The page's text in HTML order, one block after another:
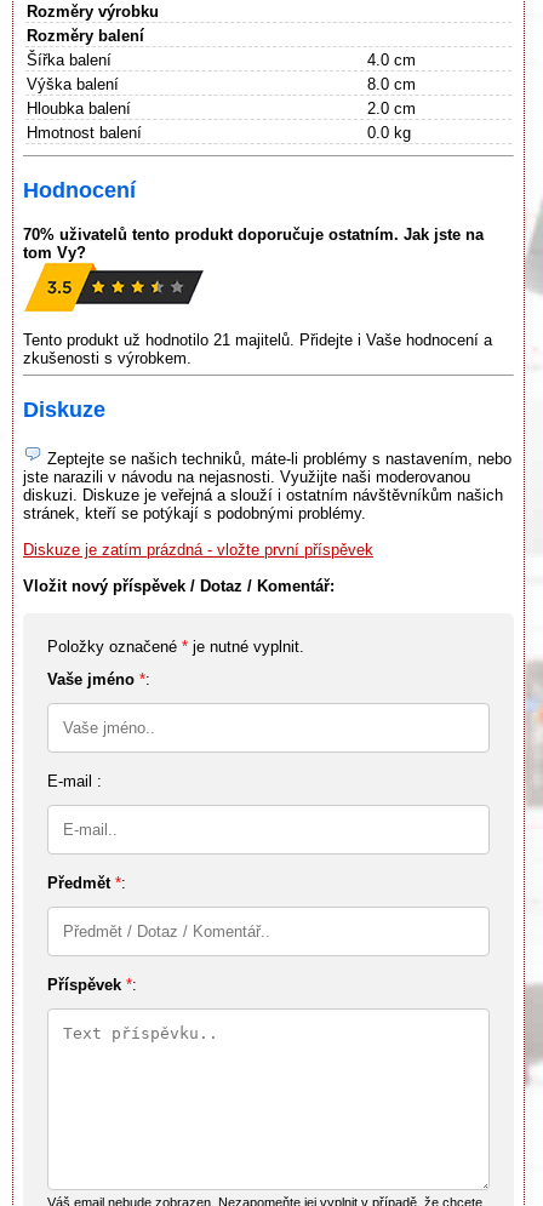
Rozměry výrobku
Rozměry balení
Šířka balení
4.0 cm
Výška balení
8.0 cm
Hloubka balení
2.0 cm
Hmotnost balení
0.0 kg
Hodnocení
70% uživatelů tento produkt doporučuje ostatním. Jak jste na
tom Vy?
Tento produkt už hodnotilo 21 majitelů. Přidejte i Vaše hodnocení a
zkušenosti s výrobkem.
Diskuze
Zeptejte se našich techniků, máte-li problémy s nastavením, nebo
jste narazili v návodu na nejasnosti. Využijte naši moderovanou
diskuzi. Diskuze je veřejná a slouží i ostatním návštěvníkům našich
stránek, kteří se potýkají s podobnými problémy.
Diskuze je zatím prázdná - vložte první příspěvek
Vložit nový příspěvek / Dotaz / Komentář:
Položky označené * je nutné vyplnit.
Vaše jméno *:
E-mail :
Předmět *:
Příspěvek *:
Váš email nebude zobrazen. Nezapomeňte jej vyplnit v případě, že chcete